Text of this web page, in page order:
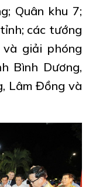
Quân khu 7;
các tướng
giải phóng
Bình Dương,
Lâm Đồng và